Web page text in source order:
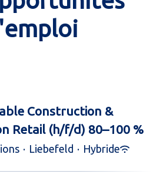
Construction &
Retail (h/f/d) 80–100 %
· Liebefeld · Hybride